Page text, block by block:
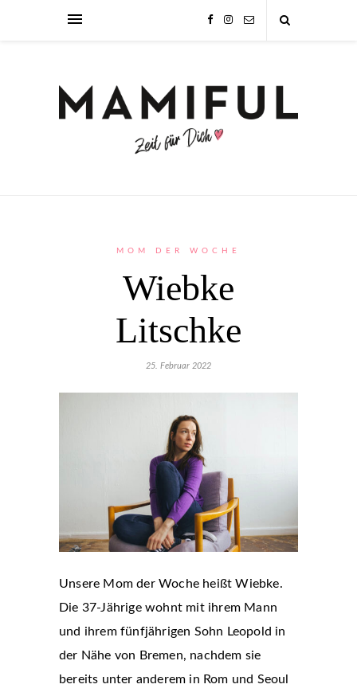
MOM DER WOCHE
Wiebke
Litschke
25. Februar 2022
Unsere Mom der Woche heißt Wiebke.
Die 37-Jährige wohnt mit ihrem Mann
und ihrem fünfjährigen Sohn Leopold in
der Nähe von Bremen, nachdem sie
bereits unter anderem in Rom und Seoul